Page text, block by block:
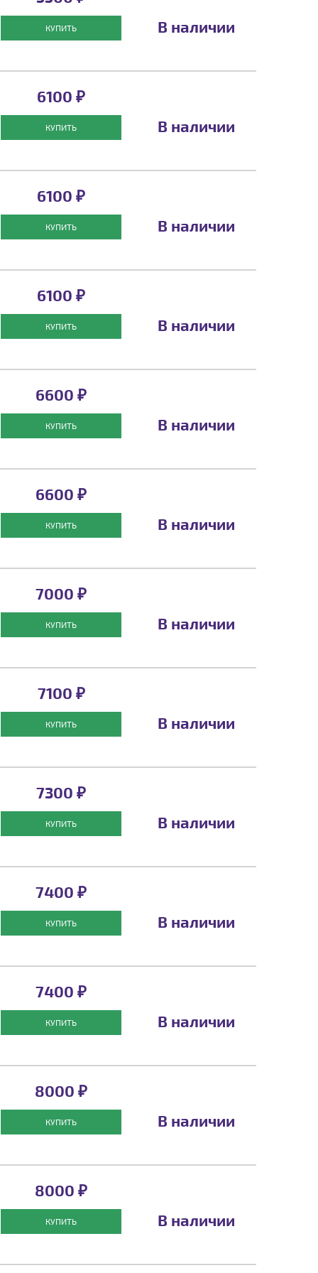
КУПИТЬ В наличии
6100 ₽
КУПИТЬ В наличии
6100 ₽
КУПИТЬ В наличии
6100 ₽
КУПИТЬ В наличии
6600 ₽
КУПИТЬ В наличии
6600 ₽
КУПИТЬ В наличии
7000 ₽
КУПИТЬ В наличии
7100 ₽
КУПИТЬ В наличии
7300 ₽
КУПИТЬ В наличии
7400 ₽
КУПИТЬ В наличии
7400 ₽
КУПИТЬ В наличии
8000 ₽
КУПИТЬ В наличии
8000 ₽
КУПИТЬ В наличии